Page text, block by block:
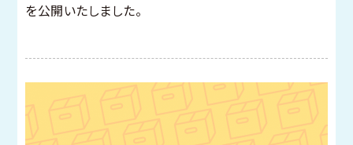
を公開いたしました。